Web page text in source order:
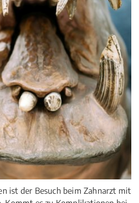
ist der Besuch beim Zahnarzt mit